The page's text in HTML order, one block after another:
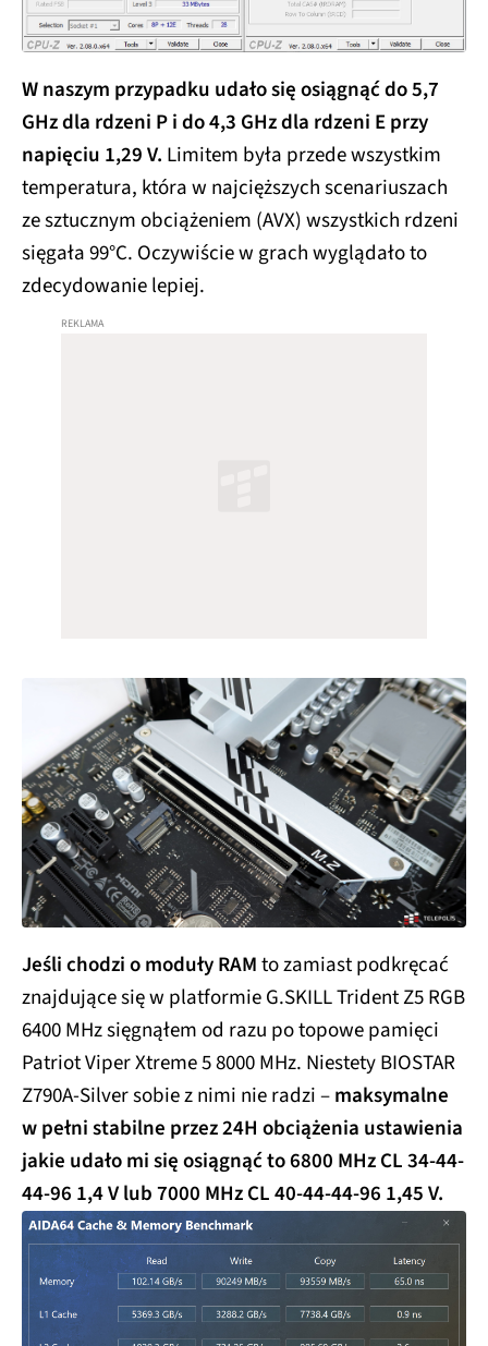
W naszym przypadku udało się osiągnąć do 5,7
GHz dla rdzeni P i do 4,3 GHz dla rdzeni E przy
napięciu 1,29 V. Limitem była przede wszystkim
temperatura, która w najcięższych scenariuszach
ze sztucznym obciążeniem (AVX) wszystkich rdzeni
sięgała 99°C. Oczywiście w grach wyglądało to
zdecydowanie lepiej.
Jeśli chodzi o moduły RAMto zamiast podkręcać
znajdujące się w platformie G.SKILL Trident Z5 RGB
6400 MHz sięgnąłem od razu po topowe pamięci
Patriot Viper Xtreme 5 8000 MHz. Niestety BIOSTAR
Z790A-Silver sobie z nimi nie radzi –maksymalne
w pełni stabilne przez 24H obciążenia ustawienia
jakie udało mi się osiągnąć to 6800 MHz CL 34-44-
44-96 1,4 V lub 7000 MHz CL 40-44-44-96 1,45 V.